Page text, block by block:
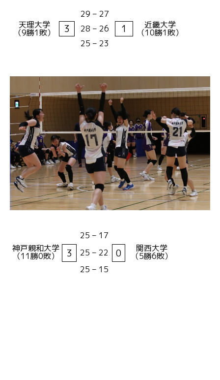
天理大学
（9勝1敗）
29 – 27
近畿大学
（10勝1敗）
3 28 – 26 1
25 – 23
神戸親和大学
（11勝0敗）
25 – 17
関西大学
（5勝6敗）
3 25 – 22 0
25 – 15